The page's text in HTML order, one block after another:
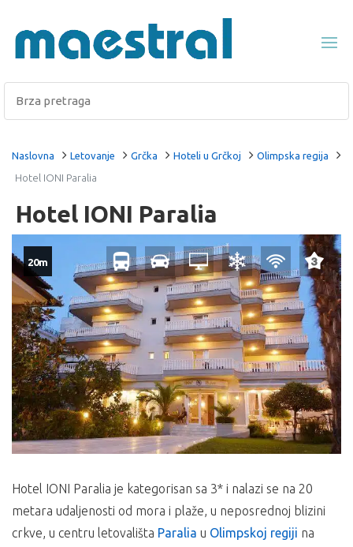
Naslovna Letovanje Grčka Hoteli u Grčkoj
Olimpska regija
Hotel IONI Paralia
Hotel IONI Paralia
20m
Hotel IONI Paralia je kategorisan sa 3* i nalazi se na 20
metara udaljenosti od mora i plaže, u neposrednoj blizini
crkve, u centru letovališta Paralia u Olimpskoj regiji na